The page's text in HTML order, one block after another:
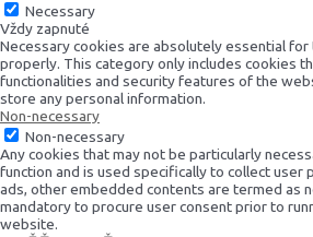
Necessary
Vždy zapnuté
Necessary cookies are absolutely essential
properly. This category only includes cookies
functionalities and security features of the
store any personal information.
Non-necessary
Non-necessary
Any cookies that may not be particularly
function and is used specifically to collect user
ads, other embedded contents are termed as
mandatory to procure user consent prior to
website.